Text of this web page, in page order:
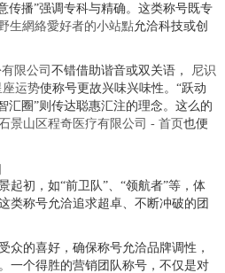
传播”强调专科与精确。这类称号既专
生網絡愛好者的小站點允洽科技或创
限公司 不错借助谐音或双关语，
尼识
座运势使称号更故兴味兴味性。“跃动
汇圈”则传达聪惠汇注的理念。这么的
景山区程奇医疗有限公司 - 首页也便
起初，如“前卫队”、“领航者”等，体
类称号允洽追求超卓、不断冲破的团
众的喜好，确保称号允洽品牌调性，
一个得胜的营销团队称号，不仅是对